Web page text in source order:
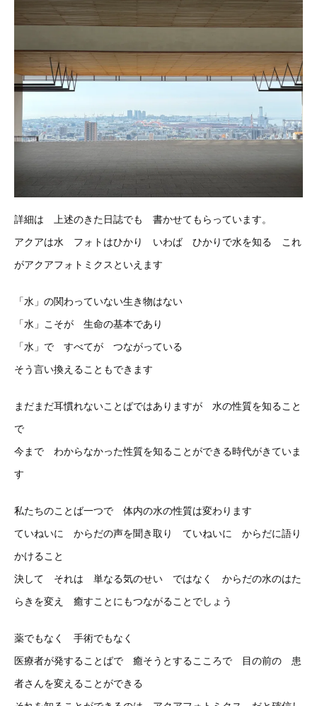
詳細は 上述のきた日誌でも 書かせてもらっています。
アクアは水 フォトはひかり いわば ひかりで水を知る これ
がアクアフォトミクスといえます
「水」の関わっていない生き物はない
「水」こそが 生命の基本であり
「水」で すべてが つながっている
そう言い換えることもできます
まだまだ耳慣れないことばではありますが 水の性質を知ること
で
今まで わからなかった性質を知ることができる時代がきていま
す
私たちのことば一つで 体内の水の性質は変わります
ていねいに からだの声を聞き取り ていねいに からだに語り
かけること
決して それは 単なる気のせい ではなく からだの水のはた
らきを変え 癒すことにもつながることでしょう
薬でもなく 手術でもなく
医療者が発することばで 癒そうとするこころで 目の前の 患
者さんを変えることができる